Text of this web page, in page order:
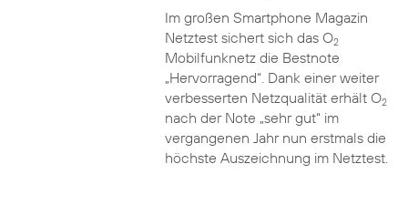
Im großen Smartphone Magazin
Netztest sichert sich das O2
Mobilfunknetz die Bestnote
„Hervorragend“. Dank einer weiter
verbesserten Netzqualität erhält O2
nach der Note „sehr gut“ im
vergangenen Jahr nun erstmals die
höchste Auszeichnung im Netztest.